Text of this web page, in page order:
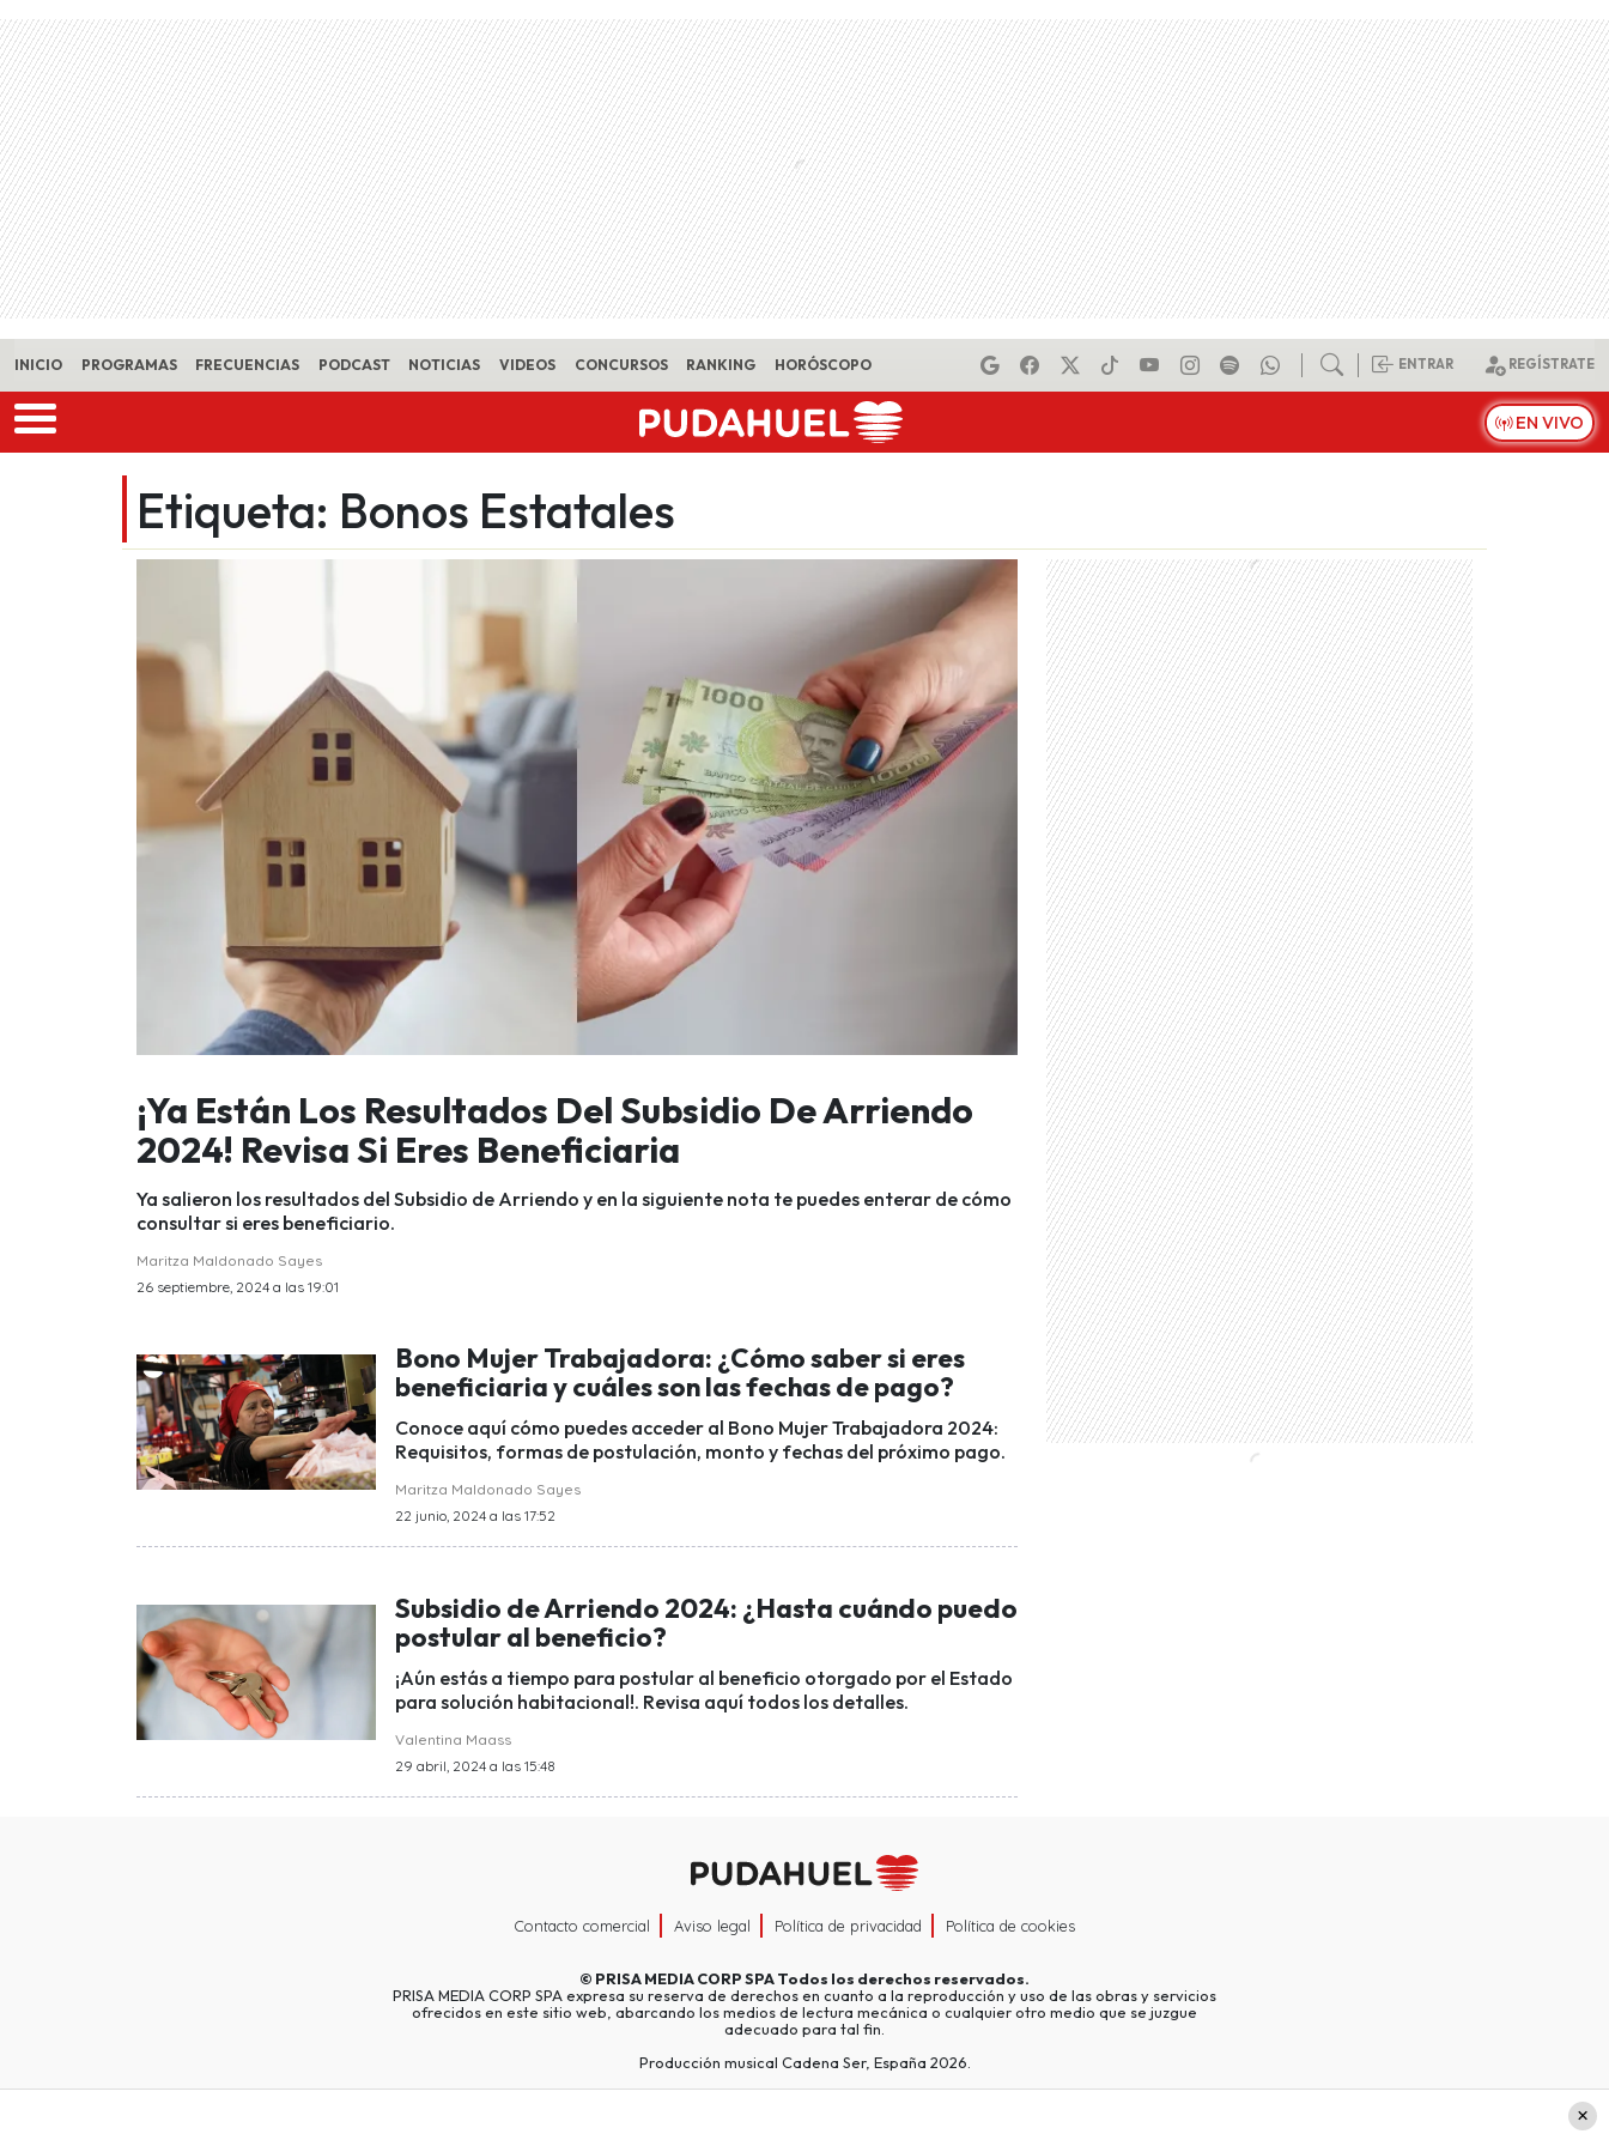
Skip to main content
INICIO PROGRAMAS FRECUENCIAS PODCAST NOTICIAS VIDEOS CONCURSOS RANKING HORÓSCOPO ENTRAR REGÍSTRATE
EN VIVO
Etiqueta: Bonos Estatales
¡Ya Están Los Resultados Del Subsidio De Arriendo
2024! Revisa Si Eres Beneficiaria
Ya salieron los resultados del Subsidio de Arriendo y en la siguiente nota te puedes enterar de cómo
consultar si eres beneficiario.
Maritza Maldonado Sayes
26 septiembre, 2024 a las 19:01
Bono Mujer Trabajadora: ¿Cómo saber si eres
beneficiaria y cuáles son las fechas de pago?
Conoce aquí cómo puedes acceder al Bono Mujer Trabajadora 2024:
Requisitos, formas de postulación, monto y fechas del próximo pago.
Maritza Maldonado Sayes
22 junio, 2024 a las 17:52
Subsidio de Arriendo 2024: ¿Hasta cuándo puedo
postular al beneficio?
¡Aún estás a tiempo para postular al beneficio otorgado por el Estado
para solución habitacional!. Revisa aquí todos los detalles.
Valentina Maass
29 abril, 2024 a las 15:48
Contacto comercial Aviso legal Política de privacidad Política de cookies
© PRISA MEDIA CORP SPATodos los derechos reservados.
PRISA MEDIA CORP SPA expresa su reserva de derechos en cuanto a la reproducción y uso de las obras y servicios
ofrecidos en este sitio web, abarcando los medios de lectura mecánica o cualquier otro medio que se juzgue
adecuado para tal fin.
Producción musical Cadena Ser, España 2026.